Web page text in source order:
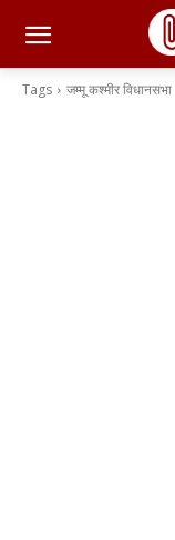
Tags जम्मू कश्मीर विधानसभा